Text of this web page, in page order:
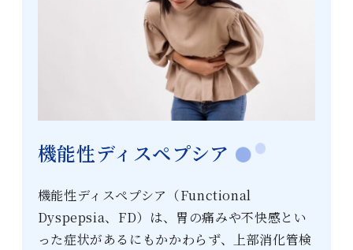
機能性ディスペプシア
機能性ディスペプシア（Functional
Dyspepsia、FD）は、胃の痛みや不快感とい
った症状があるにもかかわらず、上部消化管検